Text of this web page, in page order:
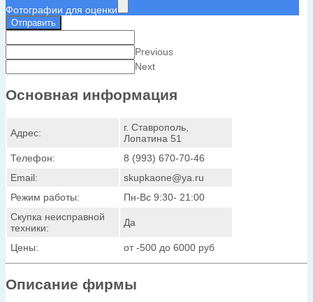
Фотографии для оценки
Отправить
Previous
Next
Основная информация
Адрес:
г. Ставрополь,
Лопатина 51
Телефон:
8 (993) 670-70-46
Email:
skupkaone@ya.ru
Режим работы:
Пн-Вс 9:30- 21:00
Скупка неисправной
техники:
Да
Цены: от -500 до 6000 руб
Описание фирмы